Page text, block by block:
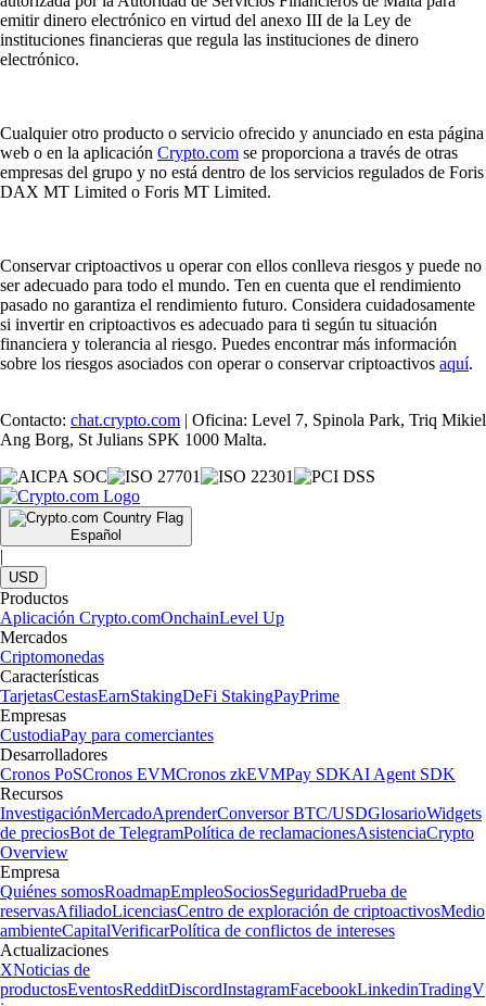
emitir dinero electrónico en virtud del anexo III de la Ley de
instituciones financieras que regula las instituciones de dinero
electrónico.
Cualquier otro producto o servicio ofrecido y anunciado en esta página
web o en la aplicación Crypto.com se proporciona a través de otras
empresas del grupo y no está dentro de los servicios regulados de Foris
DAX MT Limited o Foris MT Limited.
Conservar criptoactivos u operar con ellos conlleva riesgos y puede no
ser adecuado para todo el mundo. Ten en cuenta que el rendimiento
pasado no garantiza el rendimiento futuro. Considera cuidadosamente
si invertir en criptoactivos es adecuado para ti según tu situación
financiera y tolerancia al riesgo. Puedes encontrar más información
sobre los riesgos asociados con operar o conservar criptoactivos aquí.
Contacto: chat.crypto.com | Oficina: Level 7, Spinola Park, Triq Mikiel
Ang Borg, St Julians SPK 1000 Malta.
Español
|
USD
Productos
Aplicación Crypto.comOnchainLevel Up
Mercados
Criptomonedas
Características
TarjetasCestasEarnStakingDeFi StakingPayPrime
Empresas
CustodiaPay para comerciantes
Desarrolladores
Cronos PoSCronos EVMCronos zkEVMPay SDKAI Agent SDK
Recursos
InvestigaciónMercadoAprenderConversor BTC/USDGlosarioWidgets
de preciosBot de TelegramPolítica de reclamacionesAsistenciaCrypto
Overview
Empresa
Quiénes somosRoadmapEmpleoSociosSeguridadPrueba de
reservasAfiliadoLicenciasCentro de exploración de criptoactivosMedio
ambienteCapitalVerificarPolítica de conflictos de intereses
Actualizaciones
XNoticias de
productosEventosRedditDiscordInstagramFacebookLinkedinTradingV